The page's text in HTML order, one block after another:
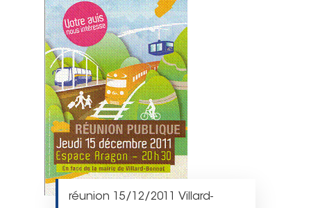
réunion 15/12/2011 Villard-